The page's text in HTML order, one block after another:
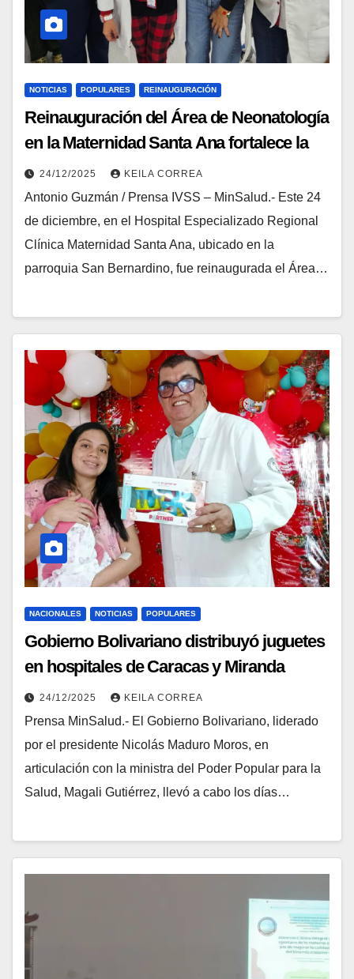
NOTICIAS POPULARES REINAUGURACIÓN
Reinauguración del Área de Neonatología
en la Maternidad Santa Ana fortalece la
atención pediátrica en Caracas
24/12/2025 KEILA CORREA
Antonio Guzmán / Prensa IVSS – MinSalud.- Este 24
de diciembre, en el Hospital Especializado Regional
Clínica Maternidad Santa Ana, ubicado en la
parroquia San Bernardino, fue reinaugurada el Área…
NACIONALES NOTICIAS POPULARES
Gobierno Bolivariano distribuyó juguetes
en hospitales de Caracas y Miranda
durante la Navidad
24/12/2025 KEILA CORREA
Prensa MinSalud.- El Gobierno Bolivariano, liderado
por el presidente Nicolás Maduro Moros, en
articulación con la ministra del Poder Popular para la
Salud, Magali Gutiérrez, llevó a cabo los días…